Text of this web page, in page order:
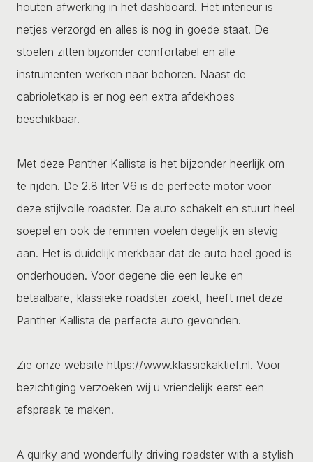
houten afwerking in het dashboard. Het interieur is
netjes verzorgd en alles is nog in goede staat. De
stoelen zitten bijzonder comfortabel en alle
instrumenten werken naar behoren. Naast de
cabrioletkap is er nog een extra afdekhoes
beschikbaar.
Met deze Panther Kallista is het bijzonder heerlijk om
te rijden. De 2.8 liter V6 is de perfecte motor voor
deze stijlvolle roadster. De auto schakelt en stuurt heel
soepel en ook de remmen voelen degelijk en stevig
aan. Het is duidelijk merkbaar dat de auto heel goed is
onderhouden. Voor degene die een leuke en
betaalbare, klassieke roadster zoekt, heeft met deze
Panther Kallista de perfecte auto gevonden.
Zie onze website https://www.klassiekaktief.nl. Voor
bezichtiging verzoeken wij u vriendelijk eerst een
afspraak te maken.
A quirky and wonderfully driving roadster with a stylish